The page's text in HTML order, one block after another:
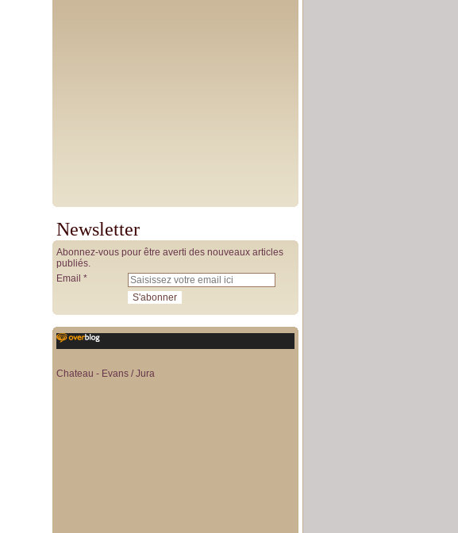
Newsletter
Abonnez-vous pour être averti des nouveaux articles
publiés.
Email
Chateau - Evans / Jura